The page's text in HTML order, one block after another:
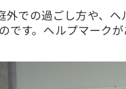
での過ごし方や、ヘ
です。ヘルプマーク